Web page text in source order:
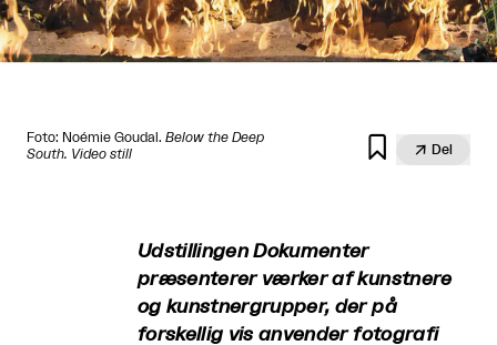
Foto: Noémie Goudal. Below the Deep
South. Video still
  Del
Udstillingen Dokumenter
præsenterer værker af kunstnere
og kunstnergrupper, der på
forskellig vis anvender fotografi